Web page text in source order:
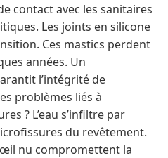
contact avec les sanitaires
Les joints en silicone
Ces mastics perdent
années. Un
l’intégrité de
problèmes liés à
? L’eau s’infiltre par
du revêtement.
nu compromettent la